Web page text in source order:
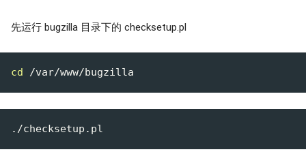
先运行 bugzilla 目录下的 checksetup.pl
cd